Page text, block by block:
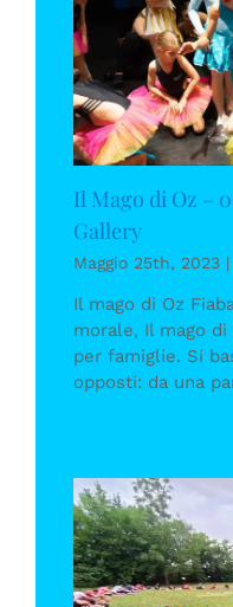
Il Mago di Oz –
Gallery
Maggio 25th, 2023 |
Il mago di Oz
morale, Il mago
per famiglie. Si
opposti: da una